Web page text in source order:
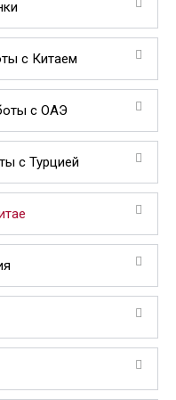
с Китаем
с ОАЭ
с Турцией